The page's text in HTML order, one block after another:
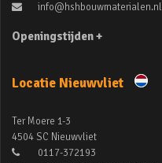
info@hshbouwmaterialen.nl
Openingstijden +
Locatie Nieuwvliet
Ter Moere 1-3
4504 SC Nieuwvliet
0117-372193